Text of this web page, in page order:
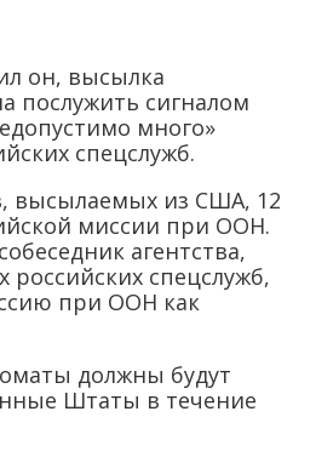
он, высылка
послужить сигналом
много»
спецслужб.
высылаемых из США, 12
миссии при ООН.
агентства,
российских спецслужб,
при ООН как
должны будут
Штаты в течение